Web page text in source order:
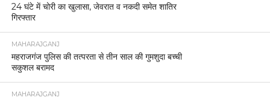
24 घंटे में चोरी का खुलासा, जेवरात व नकदी समेत शातिर
गिरफ्तार
MAHARAJGANJ
महराजगंज पुलिस की तत्परता से तीन साल की गुमशुदा बच्ची
सकुशल बरामद
MAHARAJGANJ